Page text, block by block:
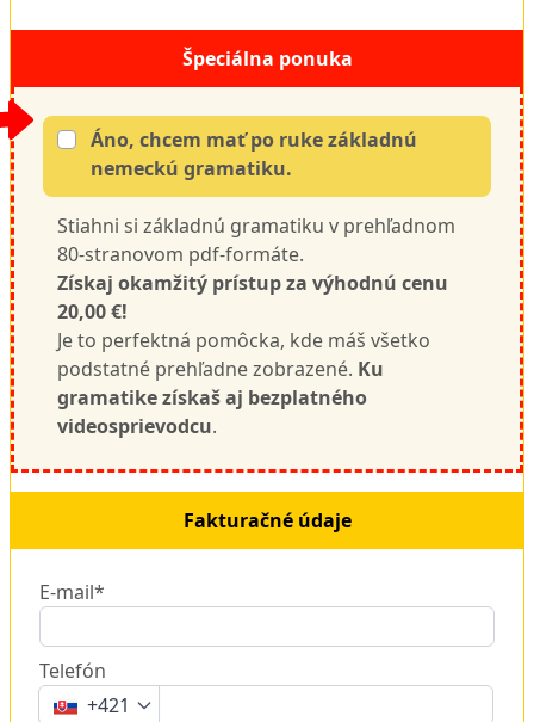
Špeciálna ponuka
Áno, chcem mať po ruke základnú
nemeckú gramatiku.
Stiahni si základnú gramatiku v prehľadnom
80-stranovom pdf-formáte.
Získaj okamžitý prístup za výhodnú cenu
20,00 €!
Je to perfektná pomôcka, kde máš všetko
podstatné prehľadne zobrazené. Ku
gramatike získaš aj bezplatného
videosprievodcu.
Fakturačné údaje
E-mail*
Telefón
+421